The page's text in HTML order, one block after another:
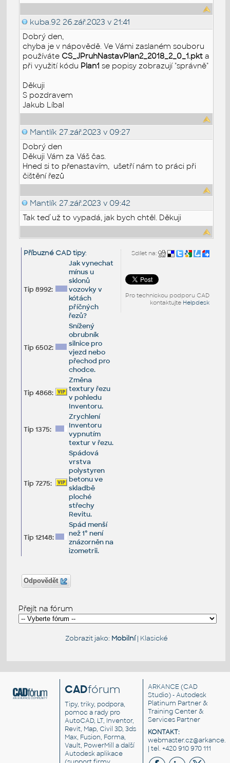
kuba.92 26.zář.2023 v 21:41
Dobrý den,
chyba je v nápovědě. Ve Vámi zaslaném souboru
používáte CS_JPruhNastavPlan2_2018_2_0_1.pkt a
při využití kódu Plan1 se popisy zobrazují "správně"
Děkuji
S pozdravem
Jakub Líbal
Mantlík 27.zář.2023 v 09:27
Dobrý den
Děkuji Vám za Váš čas.
Hned si to přenastavím, ušetří nám to práci při
čištění řezů
Mantlík 27.zář.2023 v 09:42
Tak teď už to vypadá, jak bych chtěl. Děkuji
Sdílet na:
Pro technickou podporu CAD
kontaktujte Helpdesk
Příbuzné CAD tipy:
Tip 8992:
Jak vynechat
mínus u
sklonů
vozovky v
kótách
příčných
řezů?
Tip 6502:
Snížený
obrubník
silnice pro
vjezd nebo
přechod pro
chodce.
Tip 4868:
Změna
textury řezu
v pohledu
Inventoru.
Tip 1375:
Zrychlení
Inventoru
vypnutím
textur v řezu.
Tip 7275:
Spádová
vrstva
polystyren
betonu ve
skladbě
ploché
střechy
Revitu.
Tip 12148:
Spád menší
než 1° není
znázorněn na
izometrii.
Odpovědět
Přejít na fórum
Zobrazit jako: Mobilní| Klasické
CADfórum
Tipy, triky, podpora,
pomoc a rady pro
AutoCAD, LT, Inventor,
Revit, Map, Civil 3D, 3ds
Max, Fusion, Forma,
Vault, PowerMill a další
Autodesk aplikace
ARKANCE (CAD
Studio) - Autodesk
Platinum Partner &
Training Center &
Services Partner
KONTAKT:
| tel. +420 910 970 111